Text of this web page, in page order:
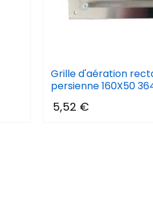
Grille d'aération
persienne 160X50
5,52 €